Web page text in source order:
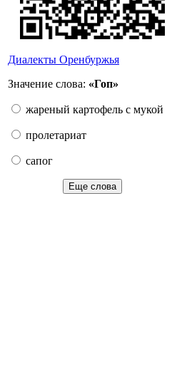
Диалекты Оренбуржья
Значение слова: «Гоп»
жареный картофель с мукой
пролетариат
сапог
Еще слова